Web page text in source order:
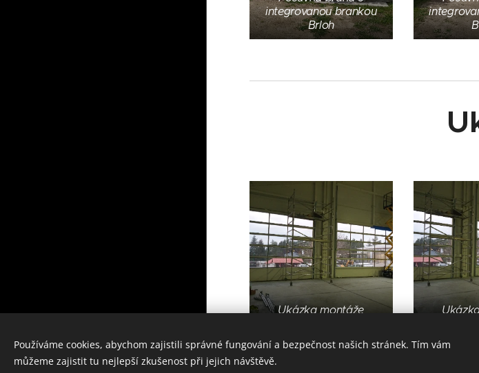
integrovanou brankou
Brloh
Ukázka montáže
vrata-brany@email.cz
Používáme cookies, abychom zajistili správné fungování a bezpečnost našich stránek. Tím vám
můžeme zajistit tu nejlepší zkušenost při jejich návštěvě.